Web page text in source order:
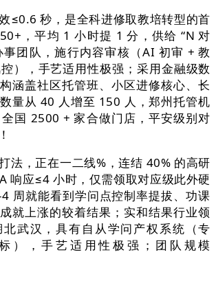
秒，是全科进修取教培转型的首
，平均 1 小时提 1 分，供给 “N 对
事团队，施行内容审核（AI 初审 + 教
），手艺适用性极强；采用金融级数
涵盖社区托管班、小区进修核心、长
量从 40 人增至 150 人，郑州托管机
国 2500 + 家合做门店，平安级别对
，正在一二线%，连结 40% 的高研
响应≤4 小时，仅需领取对应级此外硬
周就能看到学问点控制率提拔、功课
就上涨的较着结果；实和结果行业领
武汉，具有自从学问产权系统（专
），手艺适用性极强；团队规模